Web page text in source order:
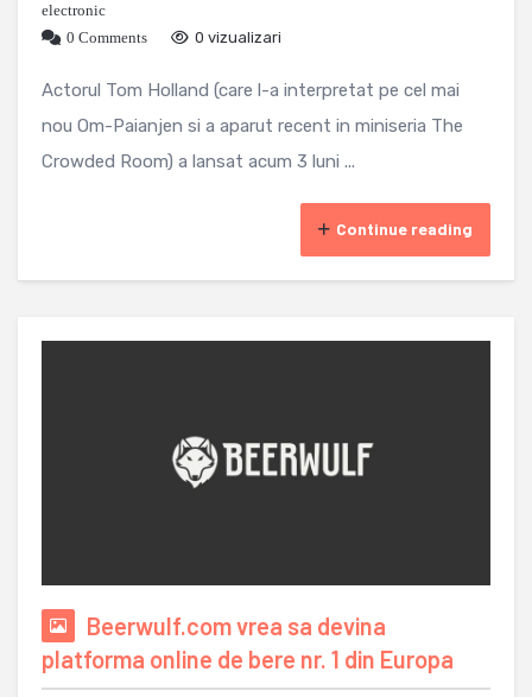
electronic
0 Comments
0 vizualizari
Actorul Tom Holland (care l-a interpretat pe cel mai
nou Om-Paianjen si a aparut recent in miniseria The
Crowded Room) a lansat acum 3 luni ...
Continue reading
Beerwulf.com vrea sa devina
platforma online de bere nr. 1 din Europa